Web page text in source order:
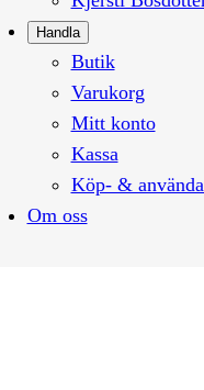
Handla
Butik
Varukorg
Mitt konto
Kassa
Köp- &
Om oss